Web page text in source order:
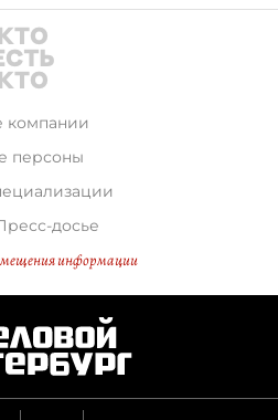
компании
персоны
досье
информации